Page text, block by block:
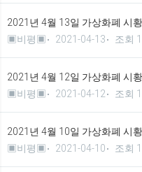
2021년 4월 13일 가상화폐 시
▣비평▣
2021-04-13 조회
2021년 4월 12일 가상화폐 시
▣비평▣
2021-04-12 조회
2021년 4월 10일 가상화폐 시
▣비평▣
2021-04-10 조회